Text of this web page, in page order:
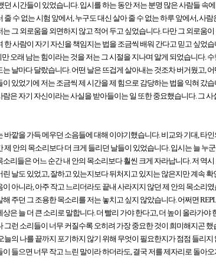
던 시간들이 있었습니다. 입시를 하는 동안 저는 분명 많은 사람들 속
줄 수 없는 시험 앞에서, 누구도 대신 살아 줄 수 없는 하루 앞에서, 사
는 그 외로움을 외면하지 않고 적어 두고 싶었습니다. 다만 그 외로움
한 사람이 자기 자신을 책임지는 법을 조금씩 배워 간다고 믿고 싶었
오래 남는 힘이라는 것을 저는 그 시절을 지나며 알게 되었습니다.
날마다 달랐습니다. 어떤 날은 뜨겁게 살아내는 것조차 버거웠고,
이 있었기에 저는 조금씩 제 시간을 제 힘으로 감당하는 법을 익혀 갔
람은 자기 자신이라는 사실을 받아들이는 일 또한 중요했습니다. 그
바깥을 가득 메우던 소음들에 대해 이야기했습니다. 비교와 기대, 타
제 안의 목소리보다 더 크게 들리던 날들이 있었습니다. 입시는 늘 누
소리들은 어느 순간 내 안의 목소리보다 훨씬 크게 자라납니다. 저 역
린 날도 있었고, 잘하고 있는지보다 뒤처지고 있지는 않은지만 계속
이 아니라, 아주 작고 느리더라도 끝내 사라지지 않던 제 안의 목소리
해 주던 그 조용한 목소리를 저는 놓치고 싶지 않았습니다. 어쩌면
상은 늘 더 큰 소리로 말합니다. 더 빨리 가야 한다고, 더 높이 올라가
그런 소리들이 너무 커질수록 오히려 가장 중요한 것이 희미해지곤
늘의 나를 끝까지 포기하지 않기 위해 무엇이 필요한지가 점점 들리
이 들으면 너무 작고 느린 말이라 하더라도, 결국 저를 제자리로 돌아